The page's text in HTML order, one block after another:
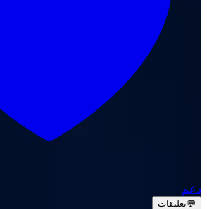
دعم
💬تعليقات